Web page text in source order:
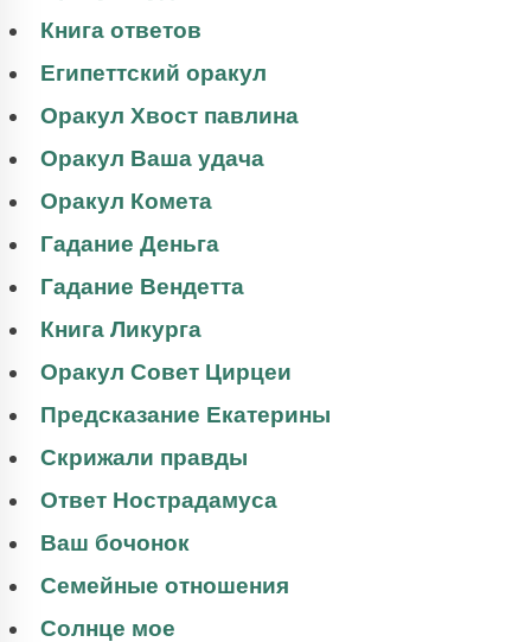
Книга ответов
Египеттский оракул
Оракул Хвост павлина
Оракул Ваша удача
Оракул Комета
Гадание Деньга
Гадание Вендетта
Книга Ликурга
Оракул Совет Цирцеи
Предсказание Екатерины
Скрижали правды
Ответ Нострадамуса
Ваш бочонок
Семейные отношения
Солнце мое